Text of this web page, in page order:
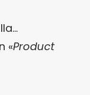
«Product